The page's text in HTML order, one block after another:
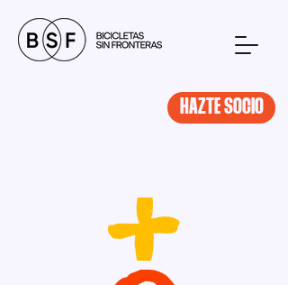
HAZTE SOCIO